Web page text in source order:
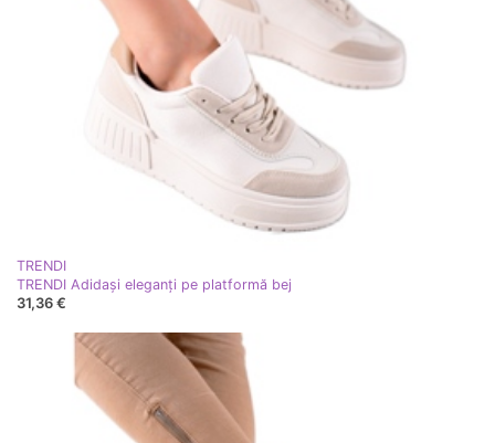
TRENDI
TRENDI Adidași eleganți pe platformă bej
31,36 €